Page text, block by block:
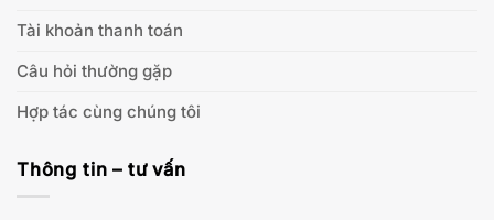
Tài khoản thanh toán
Câu hỏi thường gặp
Hợp tác cùng chúng tôi
Thông tin – tư vấn